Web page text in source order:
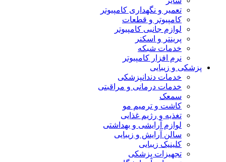
تعمیر و نگهداری کامپیوتر
کامپیوتر و قطعات
لوازم جانبی کامپیوتر
پرینتر و اسکنر
خدمات شبکه
نرم افزار کامپیوتر
پزشکی و زیبایی
خدمات دندانپزشکی
خدمات درمانی و مراقبتی
سمعک
کاشت و ترمیم مو
تغذیه و رژیم غذایی
لوازم آرایشی و بهداشتی
سالن آرایش و زیبایی
کلینیک زیبایی
تجهیزات پزشکی